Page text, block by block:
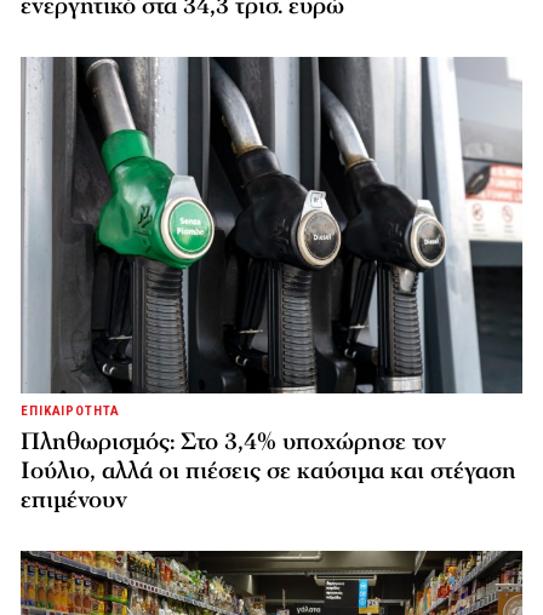
ΕΠΙΚΑΙΡΟΤΗΤΑ
Πληθωρισμός: Στο 3,4% υποχώρησε τον
Ιούλιο, αλλά οι πιέσεις σε καύσιμα και στέγαση
επιμένουν